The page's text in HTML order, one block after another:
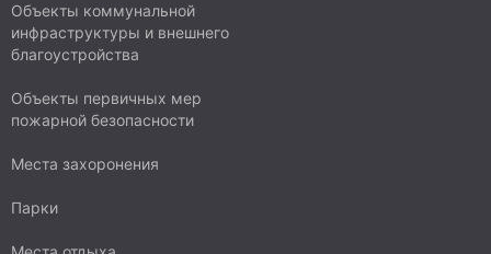
Объекты коммунальной
инфраструктуры и внешнего
благоустройства
Объекты первичных мер
пожарной безопасности
Места захоронения
Парки